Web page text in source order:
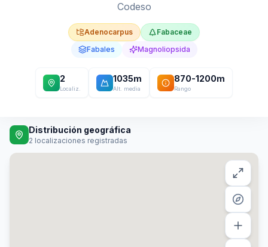
Codeso
Adenocarpus
Fabaceae
Fabales
Magnoliopsida
2
Localiz.
1035m
Alt. media
870-1200m
Rango
Distribución geográfica
2 localizaciones registradas